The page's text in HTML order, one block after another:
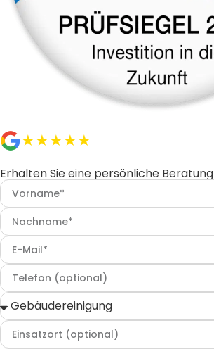
★★★★★
Erhalten Sie eine persönliche Beratung